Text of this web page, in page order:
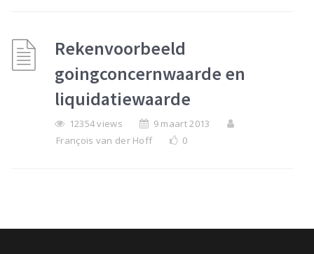
Rekenvoorbeeld
goingconcernwaarde en
liquidatiewaarde
12354 views
9 maart 2013
François van der Hoff
0